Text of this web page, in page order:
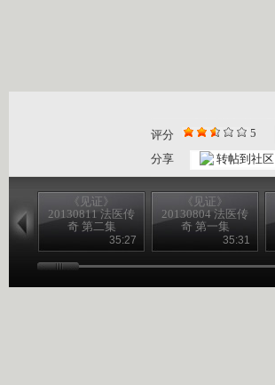
评分 5
分享
转帖到社区
《见证》
20130811 法医传
奇 第二集
35:27
《见证》
20130804 法医传
奇 第一集
35:31